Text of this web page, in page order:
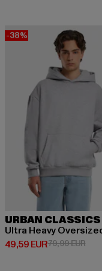
-38%
URBAN CLASSICS
Ultra Heavy
49,59 EUR
Derzeitiger Preis: 49,59
79,99 EUR